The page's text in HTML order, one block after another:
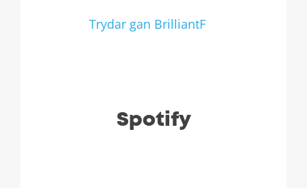
Trydar gan BrilliantF
Spotify